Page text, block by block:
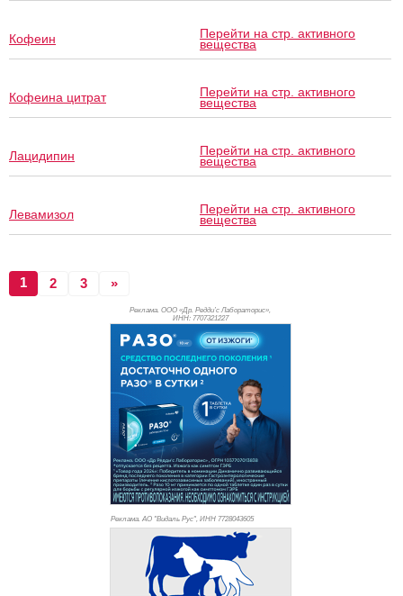
Кофеин Перейти на стр. активного
вещества
Кофеина цитрат Перейти на стр. активного
вещества
Лацидипин Перейти на стр. активного
вещества
Левамизол Перейти на стр. активного
вещества
1 2 3 »
Реклама. ООО «Др. Редди’с Лабораторис»,
ИНН: 7707321227
Реклама. АО "Видаль Рус", ИНН 7728043605